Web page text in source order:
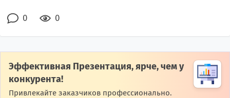
0 0
Эффективная Презентация, ярче, чем у
конкурента!
Привлекайте заказчиков профессионально.